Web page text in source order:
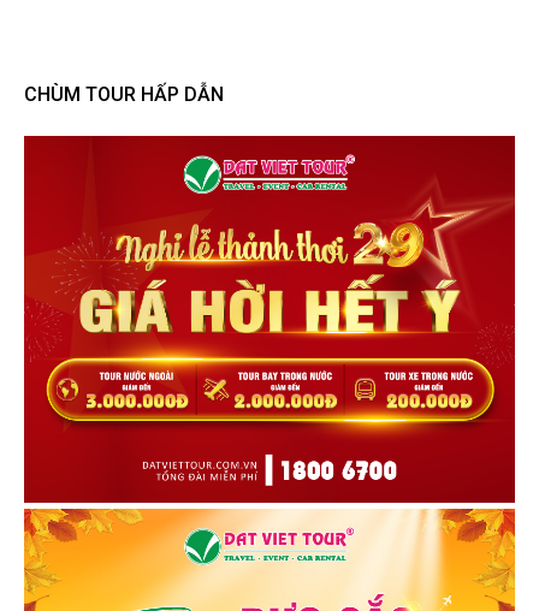
CHÙM TOUR HẤP DẪN